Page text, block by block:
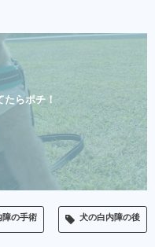
らポチ！
障の手術 犬の白内障の後